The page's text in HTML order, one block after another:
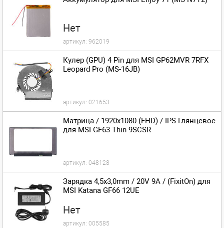
Нет
артикул: 962019
Кулер (GPU) 4 Pin для MSI GP62MVR 7RFX
Leopard Pro (MS-16JB)
артикул: 021653
Матрица / 1920x1080 (FHD) / IPS Глянцевое
для MSI GF63 Thin 9SCSR
артикул: 048128
Зарядка 4,5x3,0mm / 20V 9A / (FixitOn) для
MSI Katana GF66 12UE
Нет
артикул: 005585